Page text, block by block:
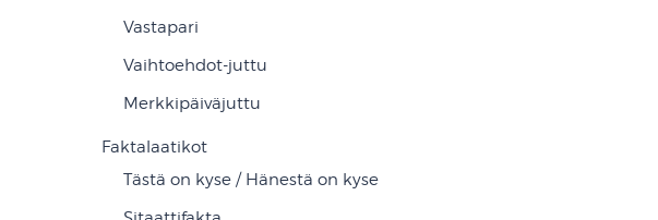
Vastapari
Vaihtoehdot-juttu
Merkkipäiväjuttu
Faktalaatikot
Tästä on kyse / Hänestä on kyse